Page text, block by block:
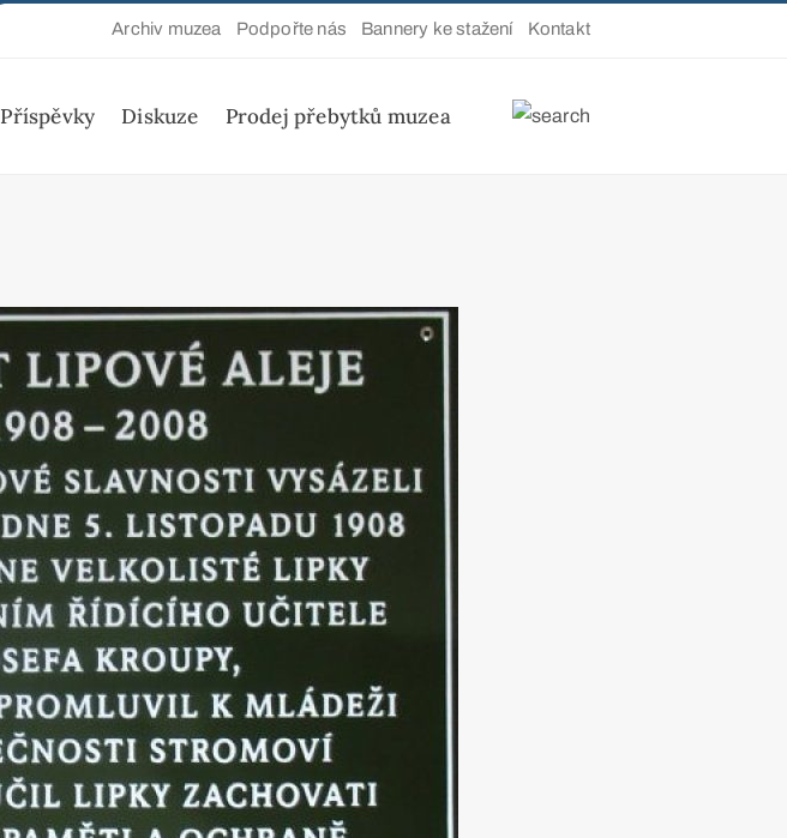
Archiv muzea Podpořte nás Bannery ke stažení Kontakt
Příspěvky Diskuze Prodej přebytků muzea